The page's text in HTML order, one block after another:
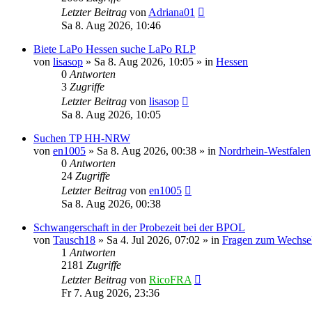
Letzter Beitrag von Adriana01
Sa 8. Aug 2026, 10:46
Biete LaPo Hessen suche LaPo RLP
von lisasop » Sa 8. Aug 2026, 10:05 » in Hessen
0 Antworten
3 Zugriffe
Letzter Beitrag von lisasop
Sa 8. Aug 2026, 10:05
Suchen TP HH-NRW
von en1005 » Sa 8. Aug 2026, 00:38 » in Nordrhein-Westfalen
0 Antworten
24 Zugriffe
Letzter Beitrag von en1005
Sa 8. Aug 2026, 00:38
Schwangerschaft in der Probezeit bei der BPOL
von Tausch18 » Sa 4. Jul 2026, 07:02 » in Fragen zum
1 Antworten
2181 Zugriffe
Letzter Beitrag von RicoFRA
Fr 7. Aug 2026, 23:36